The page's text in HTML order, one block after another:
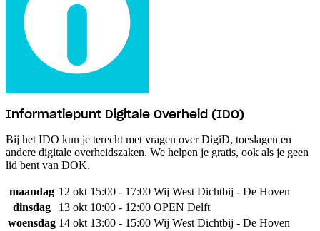
Informatiepunt Digitale Overheid (IDO)
Bij het IDO kun je terecht met vragen over DigiD, toeslagen en
andere digitale overheidszaken. We helpen je gratis, ook als je geen
lid bent van DOK.
maandag 12 okt 15:00 - 17:00 Wij West Dichtbij - De Hoven
dinsdag
13 okt 10:00 - 12:00 OPEN Delft
woensdag 14 okt 13:00 - 15:00 Wij West Dichtbij - De Hoven